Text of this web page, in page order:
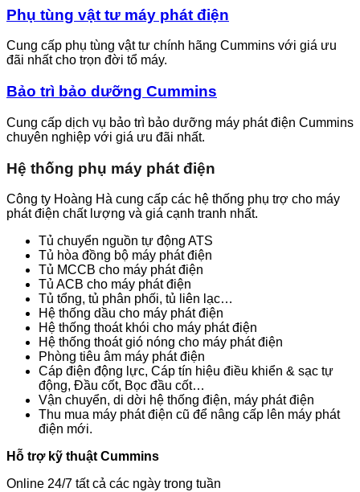
Phụ tùng vật tư máy phát điện
Cung cấp phụ tùng vật tư chính hãng Cummins với giá ưu
đãi nhất cho trọn đời tổ máy.
Bảo trì bảo dưỡng Cummins
Cung cấp dịch vụ bảo trì bảo dưỡng máy phát điện Cummins
chuyên nghiệp với giá ưu đãi nhất.
Hệ thống phụ máy phát điện
Công ty Hoàng Hà cung cấp các hệ thống phụ trợ cho máy
phát điện chất lượng và giá cạnh tranh nhất.
Tủ chuyển nguồn tự động ATS
Tủ hòa đồng bộ máy phát điện
Tủ MCCB cho máy phát điện
Tủ ACB cho máy phát điện
Tủ tổng, tủ phân phối, tủ liên lạc…
Hệ thống dầu cho máy phát điện
Hệ thống thoát khói cho máy phát điện
Hệ thống thoát gió nóng cho máy phát điện
Phòng tiêu âm máy phát điện
Cáp điện động lực, Cáp tín hiệu điều khiển & sạc tự
động, Đầu cốt, Bọc đầu cốt…
Vận chuyển, di dời hệ thống điện, máy phát điện
Thu mua máy phát điện cũ để nâng cấp lên máy phát
điện mới.
Hỗ trợ kỹ thuật Cummins
Online 24/7 tất cả các ngày trong tuần